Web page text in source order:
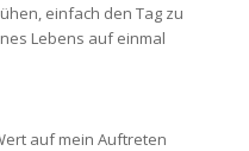
einfach den Tag zu
Lebens auf einmal
auf mein Auftreten